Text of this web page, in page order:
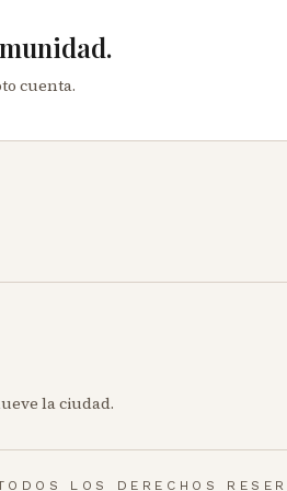
cuenta.
la ciudad.
LOS DERECHOS